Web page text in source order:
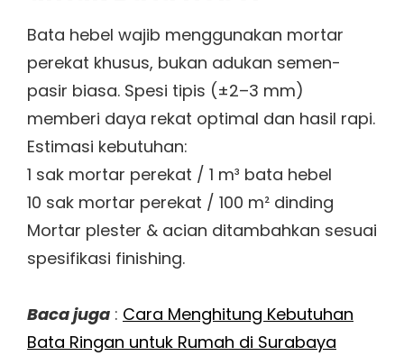
Bata hebel wajib menggunakan mortar
perekat khusus, bukan adukan semen-
pasir biasa. Spesi tipis (±2–3 mm)
memberi daya rekat optimal dan hasil rapi.
Estimasi kebutuhan:
1 sak mortar perekat / 1 m³ bata hebel
10 sak mortar perekat / 100 m² dinding
Mortar plester & acian ditambahkan sesuai
spesifikasi finishing.
Baca juga : Cara Menghitung Kebutuhan
Bata Ringan untuk Rumah di Surabaya